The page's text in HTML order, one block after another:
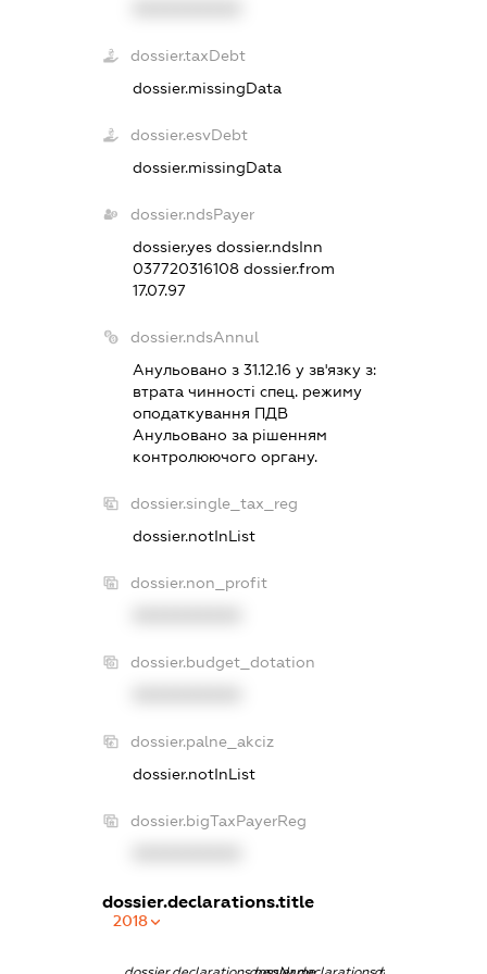
dossier.taxDebt
dossier.missingData
dossier.esvDebt
dossier.missingData
dossier.ndsPayer
dossier.yesdossier.ndsInn
037720316108dossier.from
17.07.97
dossier.ndsAnnul
Анульовано з 31.12.16 у зв'язку з:
втрата чинностi спец. режиму
оподаткування ПДВ
Анульовано за рiшенням
контролюючого органу.
dossier.single_tax_reg
dossier.notInList
dossier.non_profit
dossier.budget_dotation
dossier.palne_akciz
dossier.notInList
dossier.bigTaxPayerReg
dossier.declarations.title
2018